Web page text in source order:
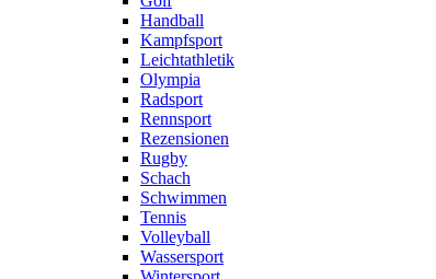
Handball
Kampfsport
Leichtathletik
Olympia
Radsport
Rennsport
Rezensionen
Rugby
Schach
Schwimmen
Tennis
Volleyball
Wassersport